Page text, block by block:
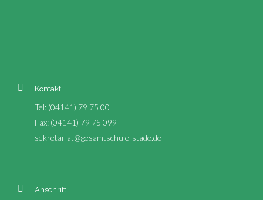
Kontakt
Tel: (04141) 79 75 00
Fax: (04141) 79 75 099
sekretariat@gesamtschule-stade.de
Anschrift